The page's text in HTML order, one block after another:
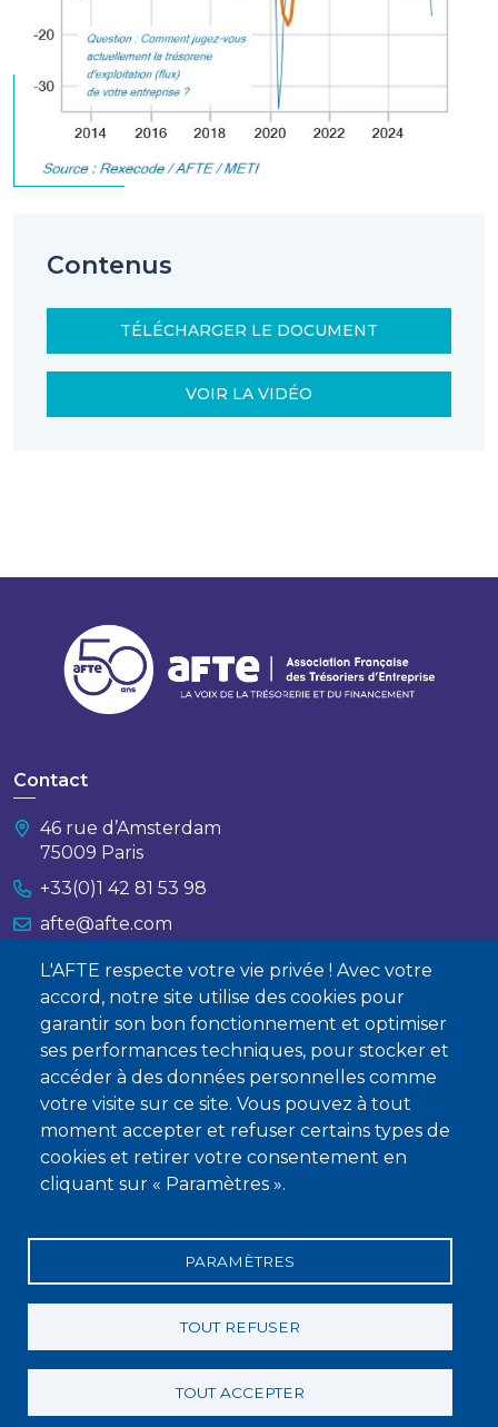
L'AFTE respecte votre vie privée ! Avec votre
accord, notre site utilise des cookies pour
garantir son bon fonctionnement et optimiser
ses performances techniques, pour stocker et
accéder à des données personnelles comme
votre visite sur ce site. Vous pouvez à tout
moment accepter et refuser certains types de
cookies et retirer votre consentement en
cliquant sur « Paramètres ».
PARAMÈTRES
TOUT REFUSER
TOUT ACCEPTER
Contenus
TÉLÉCHARGER LE DOCUMENT
VOIR LA VIDÉO
Contact
46 rue d’Amsterdam
75009 Paris
+33(0)1 42 81 53 98
afte@afte.com
Nous contacter
À propos
Qui sommes-nous ?
Devenir membre
Mentions légales
Conditions générales de vente